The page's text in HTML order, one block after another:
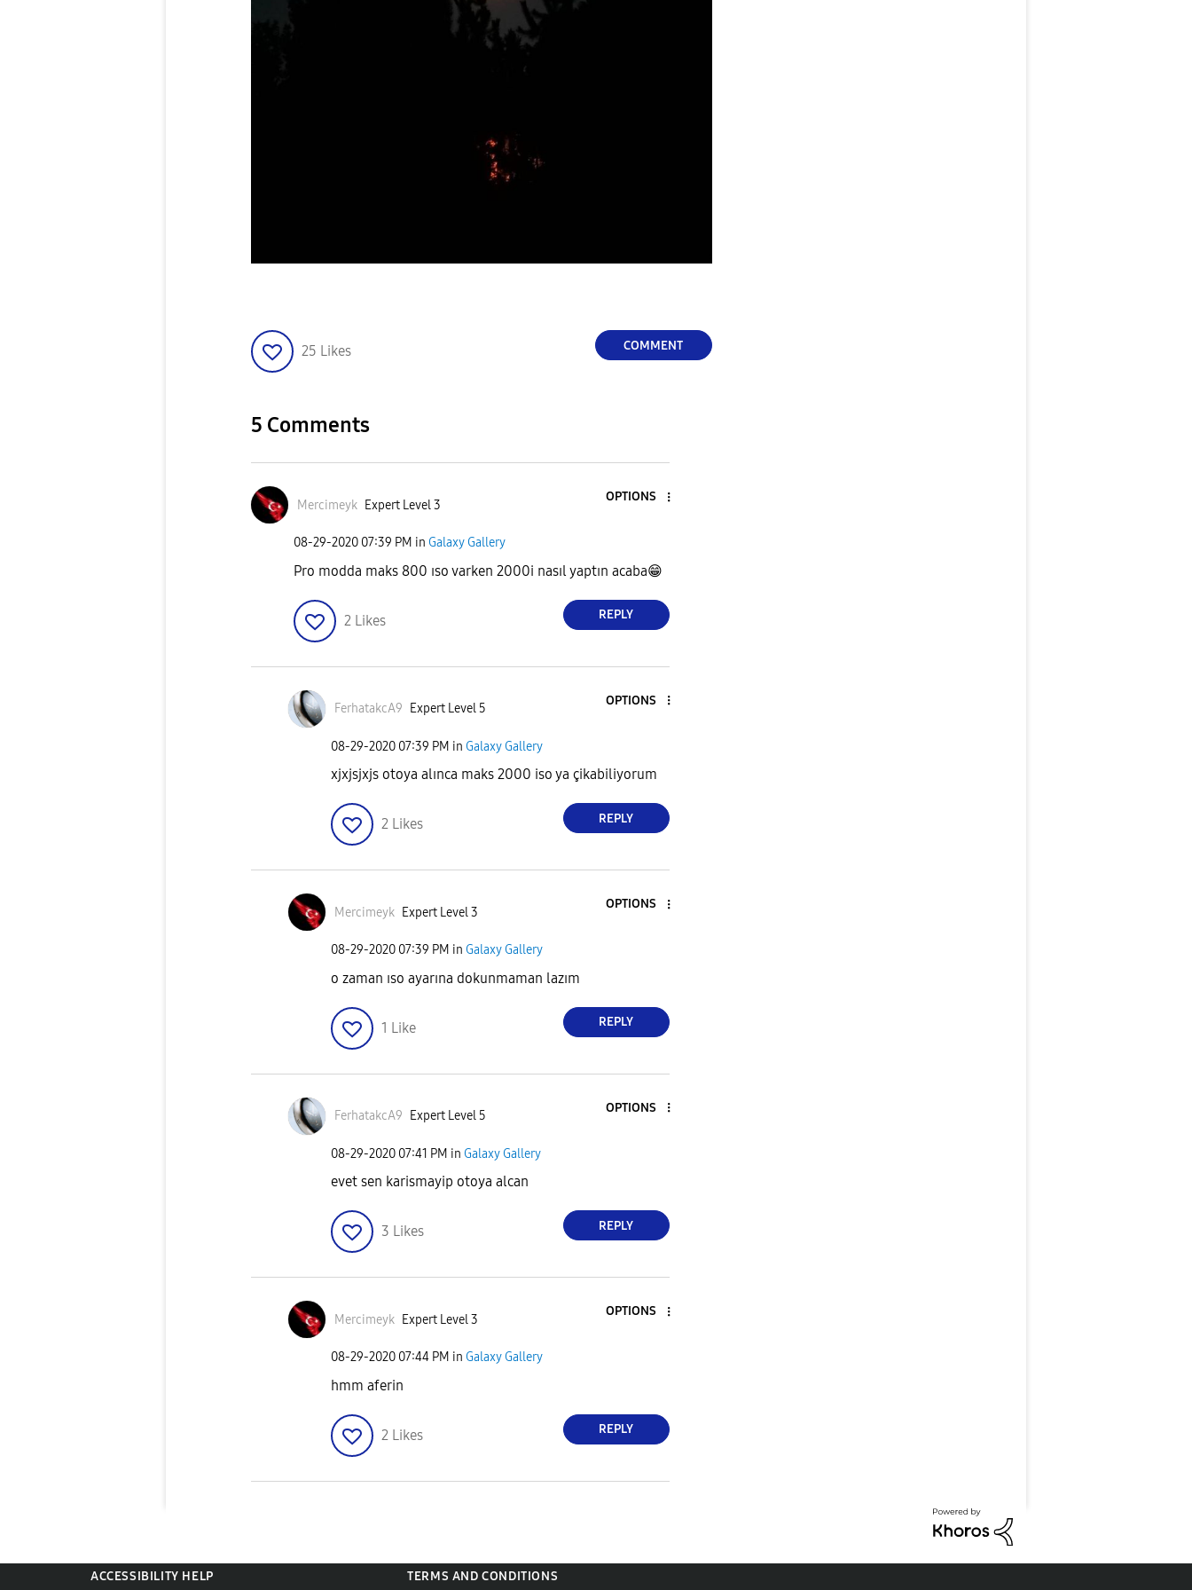
25 Likes COMMENT
5 Comments
Mercimeyk Expert Level 3
OPTIONS
‎08-29-2020 07:39 PM in Galaxy Gallery
Pro modda maks 800 ıso varken 2000i nasıl yaptın acaba😁
2 Likes REPLY
FerhatakcA9 Expert Level 5
OPTIONS
‎08-29-2020 07:39 PM in Galaxy Gallery
xjxjsjxjs otoya alınca maks 2000 iso ya çikabiliyorum
2 Likes REPLY
Mercimeyk Expert Level 3
OPTIONS
‎08-29-2020 07:39 PM in Galaxy Gallery
o zaman ıso ayarına dokunmaman lazım
1 Like REPLY
FerhatakcA9 Expert Level 5
OPTIONS
‎08-29-2020 07:41 PM in Galaxy Gallery
evet sen karismayip otoya alcan
3 Likes REPLY
Mercimeyk Expert Level 3
OPTIONS
‎08-29-2020 07:44 PM in Galaxy Gallery
hmm aferin
2 Likes REPLY
ACCESSIBILITY HELP TERMS AND CONDITIONS